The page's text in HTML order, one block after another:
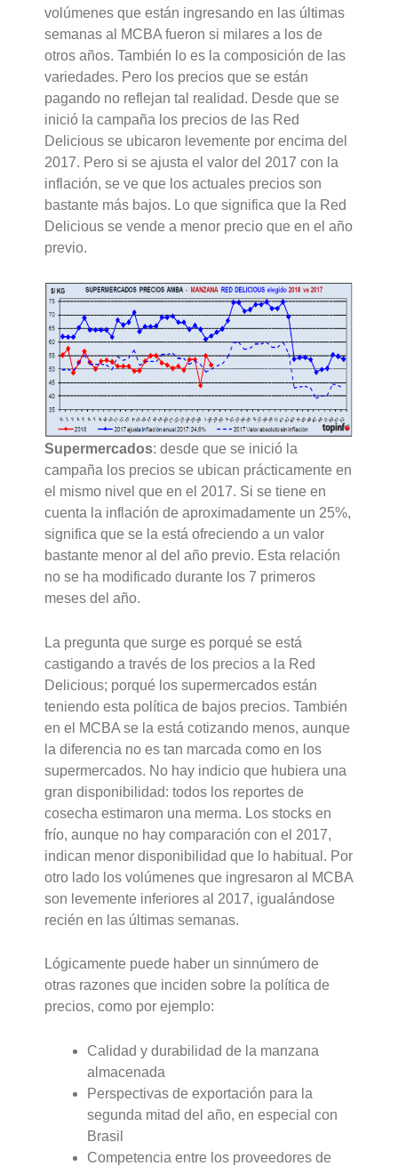
volúmenes que están ingresando en las últimas
semanas al MCBA fueron si milares a los de
otros años. También lo es la composición de las
variedades. Pero los precios que se están
pagando no reflejan tal realidad. Desde que se
inició la campaña los precios de las Red
Delicious se ubicaron levemente por encima del
2017. Pero si se ajusta el valor del 2017 con la
inflación, se ve que los actuales precios son
bastante más bajos. Lo que significa que la Red
Delicious se vende a menor precio que en el año
previo.
Supermercados: desde que se inició la
campaña los precios se ubican prácticamente en
el mismo nivel que en el 2017. Si se tiene en
cuenta la inflación de aproximadamente un 25%,
significa que se la está ofreciendo a un valor
bastante menor al del año previo. Esta relación
no se ha modificado durante los 7 primeros
meses del año.
La pregunta que surge es porqué se está
castigando a través de los precios a la Red
Delicious; porqué los supermercados están
teniendo esta política de bajos precios. También
en el MCBA se la está cotizando menos, aunque
la diferencia no es tan marcada como en los
supermercados. No hay indicio que hubiera una
gran disponibilidad: todos los reportes de
cosecha estimaron una merma. Los stocks en
frío, aunque no hay comparación con el 2017,
indican menor disponibilidad que lo habitual. Por
otro lado los volúmenes que ingresaron al MCBA
son levemente inferiores al 2017, igualándose
recién en las últimas semanas.
Lógicamente puede haber un sinnúmero de
otras razones que inciden sobre la política de
precios, como por ejemplo:
Calidad y durabilidad de la manzana
almacenada
Perspectivas de exportación para la
segunda mitad del año, en especial con
Brasil
Competencia entre los proveedores de